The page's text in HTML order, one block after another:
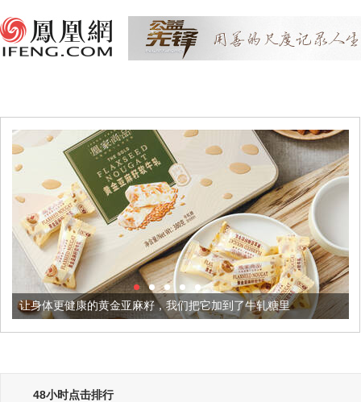
金亚麻籽，我们把它加到了牛轧糖里 被列入佛家七宝的
48小时点击排行